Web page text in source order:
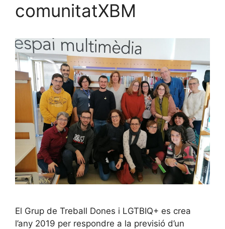
comunitatXBM
El Grup de Treball Dones i LGTBIQ+ es crea
l’any 2019 per respondre a la previsió d’un